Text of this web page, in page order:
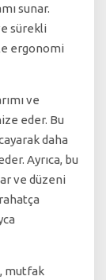
sunar.
sürekli
ergonomi
ve
eder. Bu
daha
Ayrıca, bu
ve düzeni
mutfak